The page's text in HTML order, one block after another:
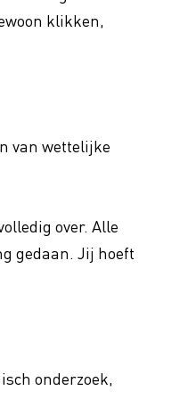
klikken,
van wettelijke
over. Alle
gedaan. Jij hoeft
onderzoek,